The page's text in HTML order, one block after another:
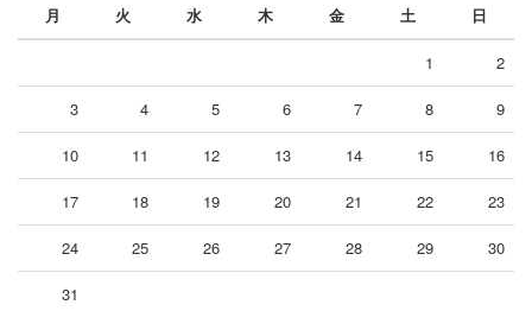
月
火 水 木 金 土 日
1 2
3 4 5 6 7 8 9
10 11 12 13 14 15 16
17 18 19 20 21 22 23
24 25 26 27 28 29 30
31